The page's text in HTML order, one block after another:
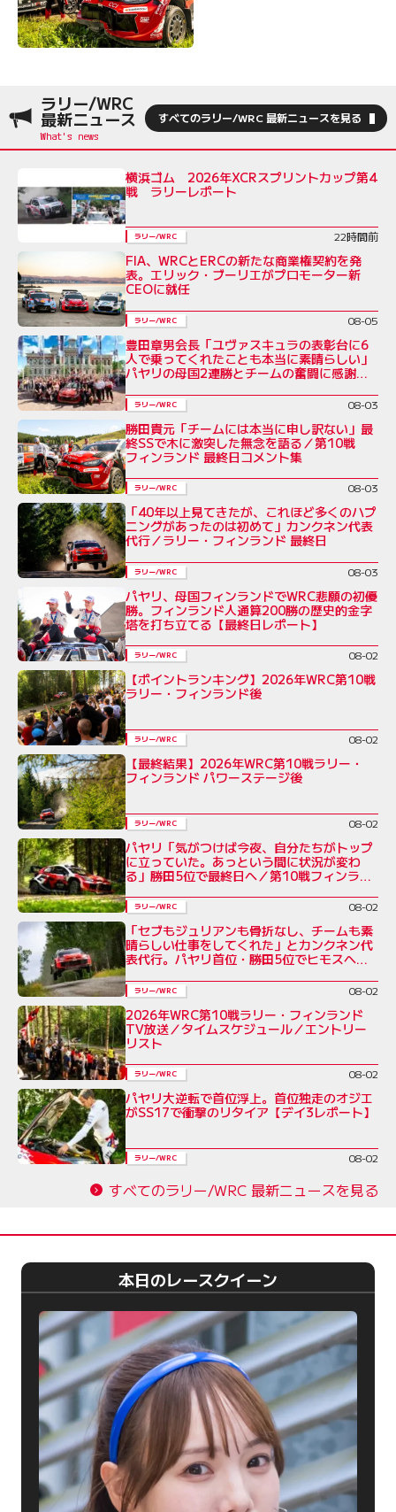
ラリー/WRC
最新ニュース すべてのラリー/WRC 最新ニュースを見る
横浜ゴム 2026年XCRスプリントカップ第4
戦 ラリーレポート
ラリー/WRC 22時間前
FIA、WRCとERCの新たな商業権契約を発
表。エリック・ブーリエがプロモーター新
CEOに就任
ラリー/WRC 08-05
豊田章男会長「ユヴァスキュラの表彰台に6
人で乗ってくれたことも本当に素晴らしい」
パヤリの母国2連勝とチームの奮闘に感謝を
ラリー/WRC 08-03
勝田貴元「チームには本当に申し訳ない」最
終SSで木に激突した無念を語る／第10戦
フィンランド 最終日コメント集
ラリー/WRC 08-03
「40年以上見てきたが、これほど多くのハプ
ニングがあったのは初めて」カンクネン代表
代行／ラリー・フィンランド 最終日
ラリー/WRC 08-03
パヤリ、母国フィンランドでWRC悲願の初優
勝。フィンランド人通算200勝の歴史的金字
塔を打ち立てる【最終日レポート】
ラリー/WRC 08-02
【ポイントランキング】2026年WRC第10戦
ラリー・フィンランド後
ラリー/WRC 08-02
【最終結果】2026年WRC第10戦ラリー・
フィンランド パワーステージ後
ラリー/WRC 08-02
パヤリ「気がつけば今夜、自分たちがトップ
に立っていた。あっという間に状況が変わ
る」勝田5位で最終日へ／第10戦フィンラン
ラリー/WRC 08-02
「セブもジュリアンも骨折なし、チームも素
晴らしい仕事をしてくれた」とカンクネン代
表代行。パヤリ首位・勝田5位でヒモスへ／
ラリー/WRC 08-02
2026年WRC第10戦ラリー・フィンランド
TV放送／タイムスケジュール／エントリー
リスト
ラリー/WRC 08-02
パヤリ大逆転で首位浮上。首位独走のオジエ
がSS17で衝撃のリタイア【デイ3レポート】
ラリー/WRC 08-02
すべてのラリー/WRC 最新ニュースを見る
本日のレースクイーン